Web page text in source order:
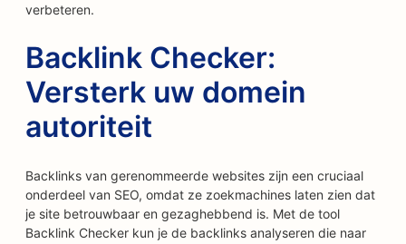
verbeteren.
Backlink Checker:
Versterk uw domein
autoriteit
Backlinks van gerenommeerde websites zijn een cruciaal
onderdeel van SEO, omdat ze zoekmachines laten zien dat
je site betrouwbaar en gezaghebbend is. Met de tool
Backlink Checker kun je de backlinks analyseren die naar